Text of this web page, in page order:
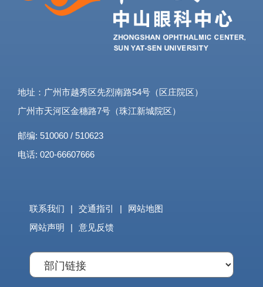
地址：广州市越秀区先烈南路54号（区庄院区）
广州市天河区金穗路7号（珠江新城院区）
邮编: 510060 / 510623
电话: 020-66607666
联系我们 | 交通指引 |
网站地图
网站声明
| 意见反馈